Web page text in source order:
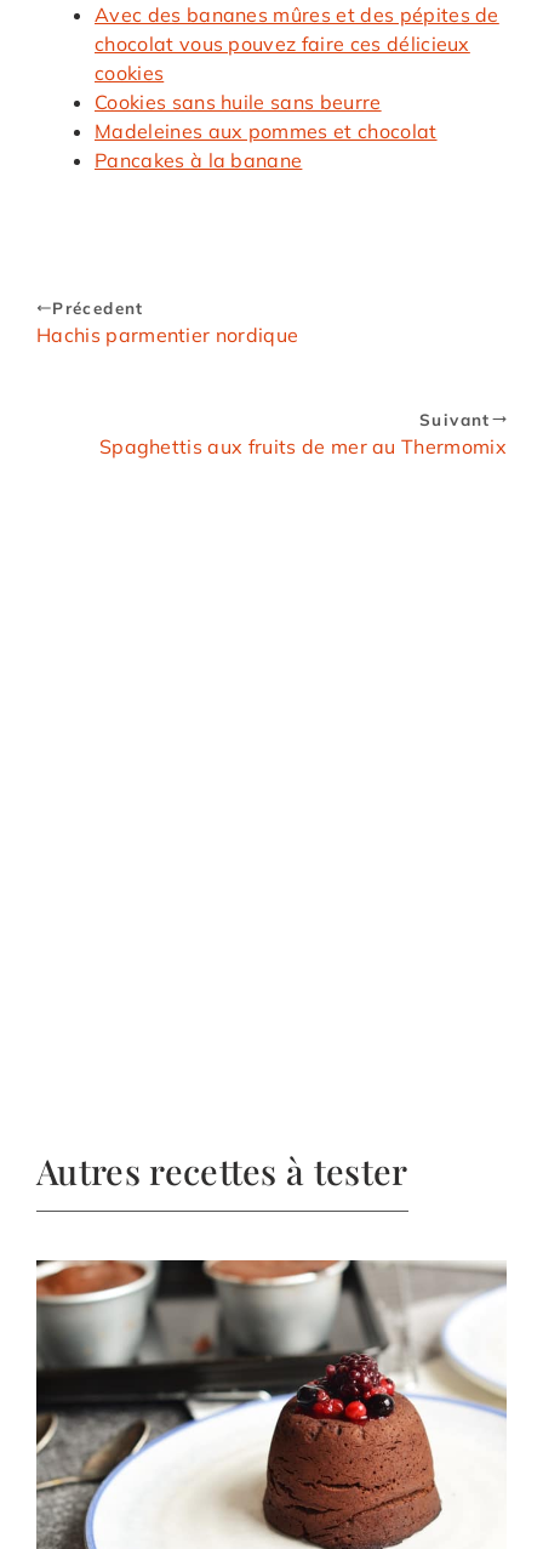
Avec des bananes mûres et des pépites de
chocolat vous pouvez faire ces délicieux
cookies
Cookies sans huile sans beurre
Madeleines aux pommes et chocolat
Pancakes à la banane
Précedent
Hachis parmentier nordique
Suivant
Spaghettis aux fruits de mer au Thermomix
Autres recettes à tester